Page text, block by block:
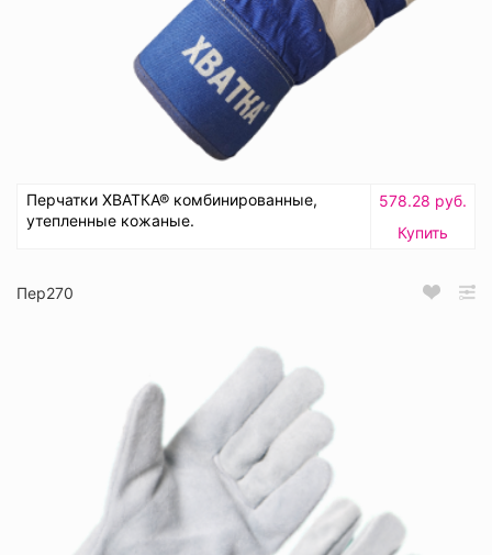
Перчатки ХВАТКА® комбинированные,
утепленные кожаные.
578.28 руб.
Купить
Пер270